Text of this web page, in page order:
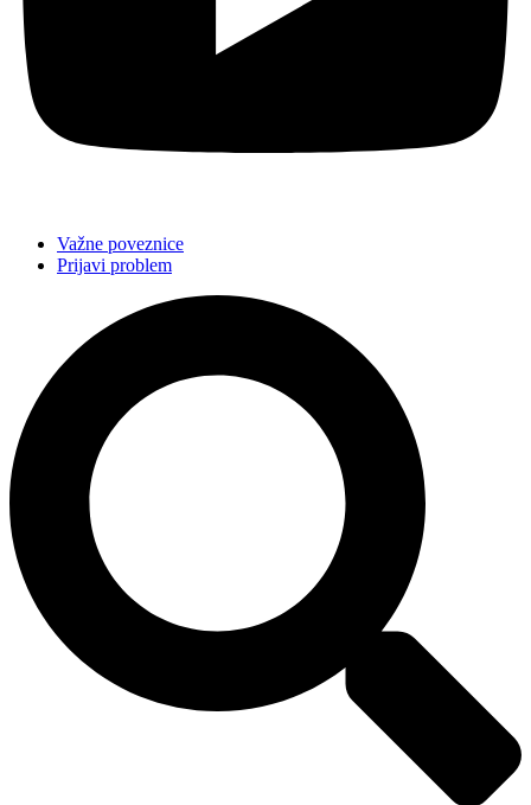
Važne poveznice
Prijavi problem